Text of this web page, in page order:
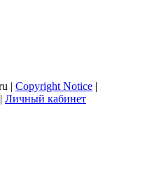
| Copyright Notice |
| Личный кабинет